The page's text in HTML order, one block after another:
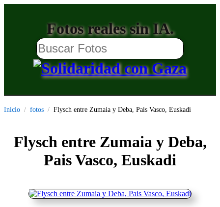
Fotos reales sin IA.
Inicio fotos Flysch entre Zumaia y Deba, Pais Vasco, Euskadi
Flysch entre Zumaia y Deba,
Pais Vasco, Euskadi